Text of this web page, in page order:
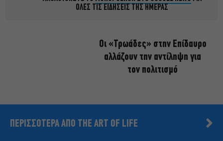
ΟΛΕΣ ΤΙΣ ΕΙΔΗΣΕΙΣ ΤΗΣ ΗΜΕΡΑΣ
Οι «Τρωάδες» στην Επίδαυρο
αλλάζουν την αντίληψη για
τον πολιτισμό
ΠΕΡΙΣΣΟΤΕΡΑ ΑΠΟ THE ART OF LIFE